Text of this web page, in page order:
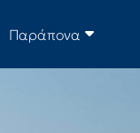
Παράπονα